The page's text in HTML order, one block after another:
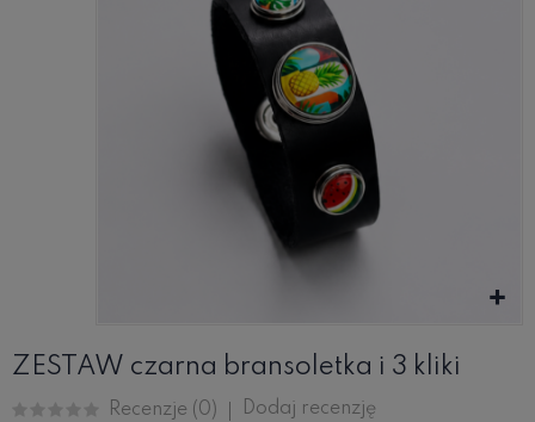
ZESTAW czarna bransoletka i 3 kliki
Recenzje (0) Dodaj recenzję